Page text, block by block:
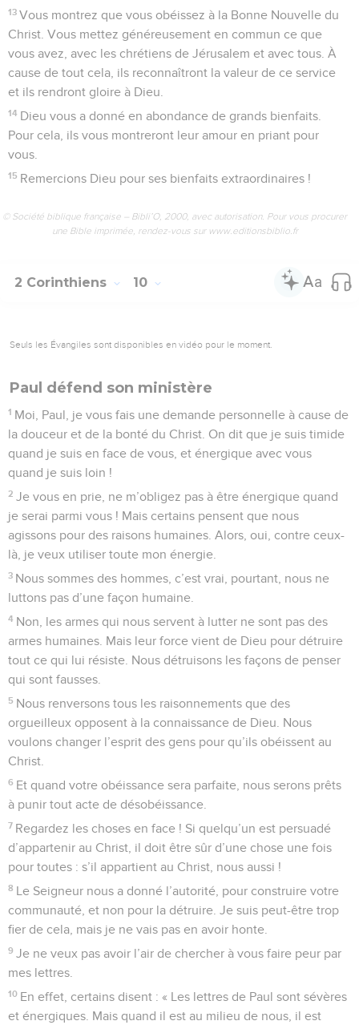
13 Vous montrez que vous obéissez à la Bonne Nouvelle du
Christ. Vous mettez généreusement en commun ce que
vous avez, avec les chrétiens de Jérusalem et avec tous. À
cause de tout cela, ils reconnaîtront la valeur de ce service
et ils rendront gloire à Dieu.
14 Dieu vous a donné en abondance de grands bienfaits.
Pour cela, ils vous montreront leur amour en priant pour
vous.
15 Remercions Dieu pour ses bienfaits extraordinaires !
© Société biblique française – Bibli’O, 2000, avec autorisation. Pour vous procurer
une Bible imprimée, rendez-vous sur www.editionsbiblio.fr
2 Corinthiens 10
Seuls les Évangiles sont disponibles en vidéo pour le moment.
Paul défend son ministère
1 Moi, Paul, je vous fais une demande personnelle à cause de
la douceur et de la bonté du Christ. On dit que je suis timide
quand je suis en face de vous, et énergique avec vous
quand je suis loin !
2 Je vous en prie, ne m’obligez pas à être énergique quand
je serai parmi vous ! Mais certains pensent que nous
agissons pour des raisons humaines. Alors, oui, contre ceux-
là, je veux utiliser toute mon énergie.
3 Nous sommes des hommes, c’est vrai, pourtant, nous ne
luttons pas d’une façon humaine.
4 Non, les armes qui nous servent à lutter ne sont pas des
armes humaines. Mais leur force vient de Dieu pour détruire
tout ce qui lui résiste. Nous détruisons les façons de penser
qui sont fausses.
5 Nous renversons tous les raisonnements que des
orgueilleux opposent à la connaissance de Dieu. Nous
voulons changer l’esprit des gens pour qu’ils obéissent au
Christ.
6 Et quand votre obéissance sera parfaite, nous serons prêts
à punir tout acte de désobéissance.
7 Regardez les choses en face ! Si quelqu’un est persuadé
d’appartenir au Christ, il doit être sûr d’une chose une fois
pour toutes : s’il appartient au Christ, nous aussi !
8 Le Seigneur nous a donné l’autorité, pour construire votre
communauté, et non pour la détruire. Je suis peut-être trop
fier de cela, mais je ne vais pas en avoir honte.
9 Je ne veux pas avoir l’air de chercher à vous faire peur par
mes lettres.
10 En effet, certains disent : « Les lettres de Paul sont sévères
et énergiques. Mais quand il est au milieu de nous, il est